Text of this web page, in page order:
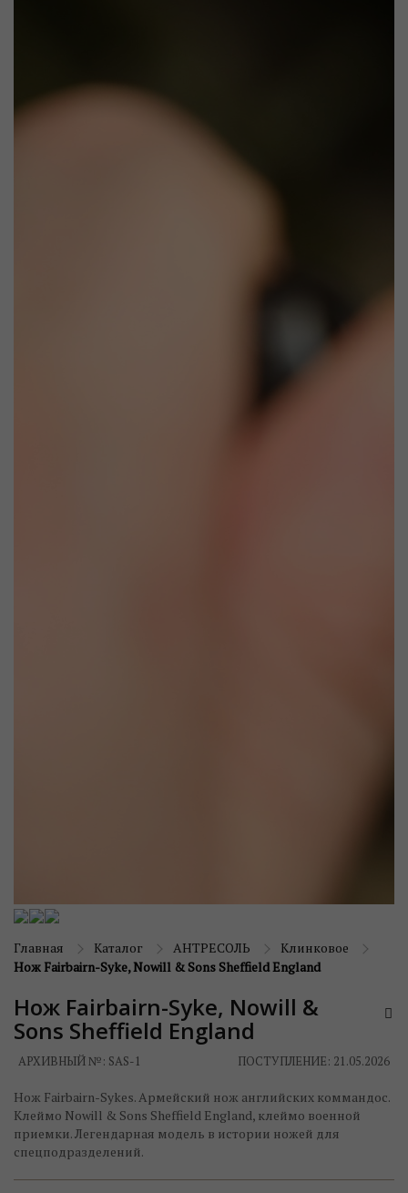
Главная Каталог АНТРЕСОЛЬ
Клинковое
Нож Fairbairn-Syke, Nowill & Sons Sheffield England
Нож Fairbairn-Syke, Nowill &
Sons Sheffield England
АРХИВНЫЙ №: SAS-1 ПОСТУПЛЕНИЕ: 21.05.2026
Нож Fairbairn-Sykes. Армейский нож английских коммандос.
Клеймо Nowill & Sons Sheffield England, клеймо военной
приемки. Легендарная модель в истории ножей для
спецподразделений.